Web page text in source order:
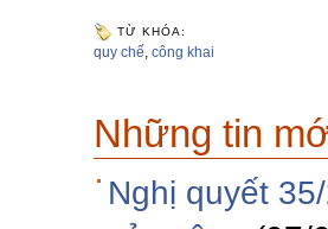
TỪ KHÓA:
quy chế, công khai
Những tin
Nghị quyết